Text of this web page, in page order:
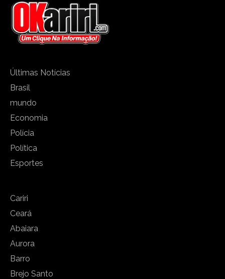
Últimas Notícias
Brasil
mundo
Economia
Polícia
Política
Esportes
Cariri
Ceará
Abaiara
Aurora
Barro
Brejo Santo